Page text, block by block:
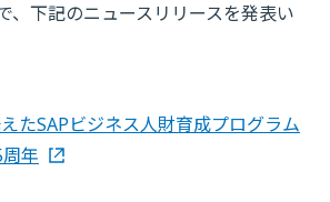
、下記のニュースリリースを発表い
たSAPビジネス人財育成プログラム
周年